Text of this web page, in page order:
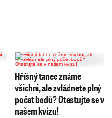
Hříšný tanec známe
všichni, ale zvládnete plný
počet bodů? Otestujte se v
našem kvízu!